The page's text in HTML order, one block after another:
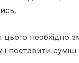
необхідно
поставити суміш